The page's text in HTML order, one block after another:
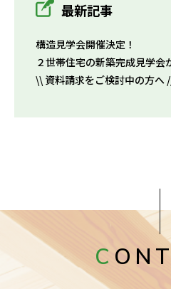
最新記事
構造見学会開催決定！
２世帯住宅の新築完成見学会
\\ 資料請求をご検討中の方へ